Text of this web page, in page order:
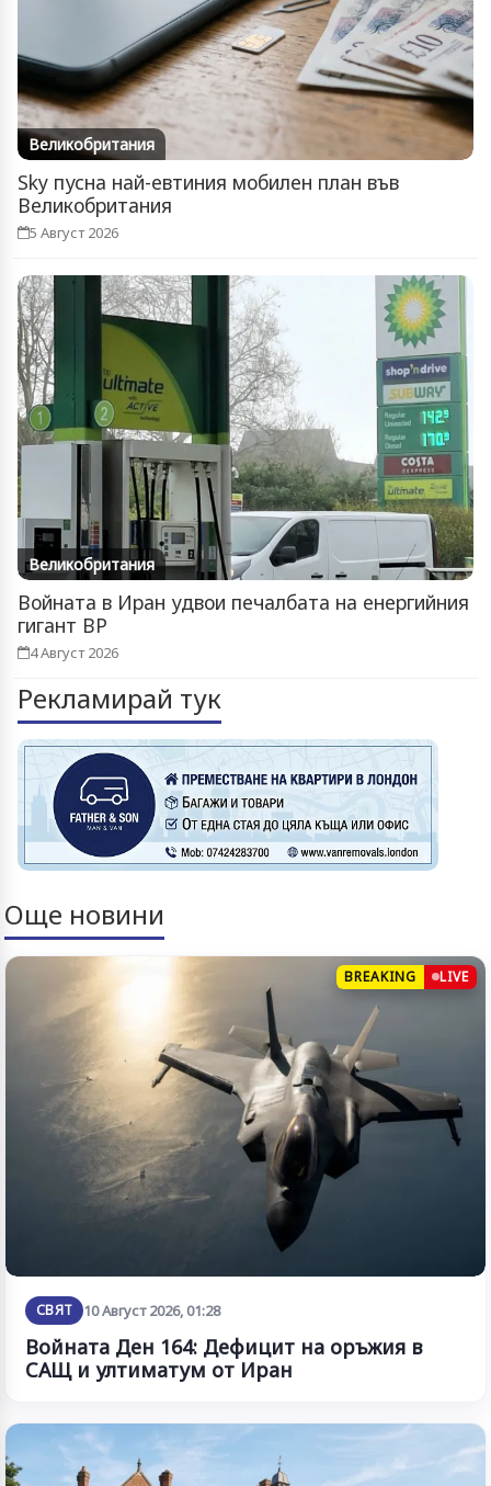
Великобритания
Sky пусна най-евтиния мобилен план във
Великобритания
5 Август 2026
Великобритания
Войната в Иран удвои печалбата на енергийния
гигант BP
4 Август 2026
Рекламирай тук
Още новини
BREAKING LIVE
СВЯТ 10 Август 2026, 01:28
Войната Ден 164: Дефицит на оръжия в
САЩ и ултиматум от Иран